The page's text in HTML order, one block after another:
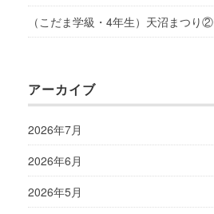
（こだま学級・4年生）天沼まつり②
アーカイブ
2026年7月
2026年6月
2026年5月